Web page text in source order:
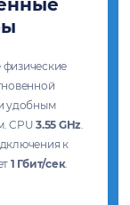
удобным
CPU3.55 GHz.
к
1 Гбит/сек.